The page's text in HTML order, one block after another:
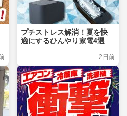
プチストレス解消！夏を快
適にするひんやり家電4選
2日前